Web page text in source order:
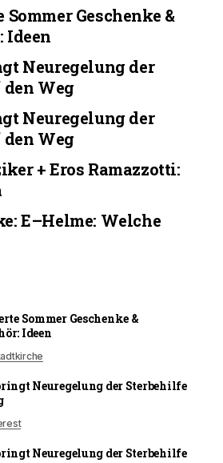
Geschenke &
Ideen
Neuregelung der
Weg
Neuregelung der
Weg
+ Eros Ramazzotti:
E–Helme: Welche
Sommer Geschenke &
Ideen
Neuregelung der Sterbehilfe
Neuregelung der Sterbehilfe